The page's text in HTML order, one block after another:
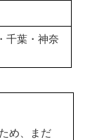
千葉・神奈
め、まだ